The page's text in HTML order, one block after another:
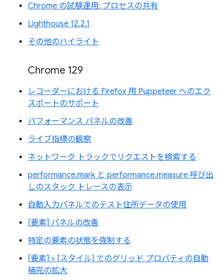
Chrome の試験運用: プロセスの共有
Lighthouse 12.2.1
その他のハイライト
Chrome 129
レコーダーにおける Firefox 用 Puppeteer へのエク
スポートのサポート
パフォーマンス パネルの改善
ライブ指標の観察
ネットワーク トラックでリクエストを検索する
performance.mark と performance.measure 呼び出
しのスタック トレースの表示
自動入力パネルでのテスト住所データの使用
[要素] パネルの改善
特定の要素の状態を強制する
[要素] > [スタイル] でのグリッド プロパティの自動
補完の拡大